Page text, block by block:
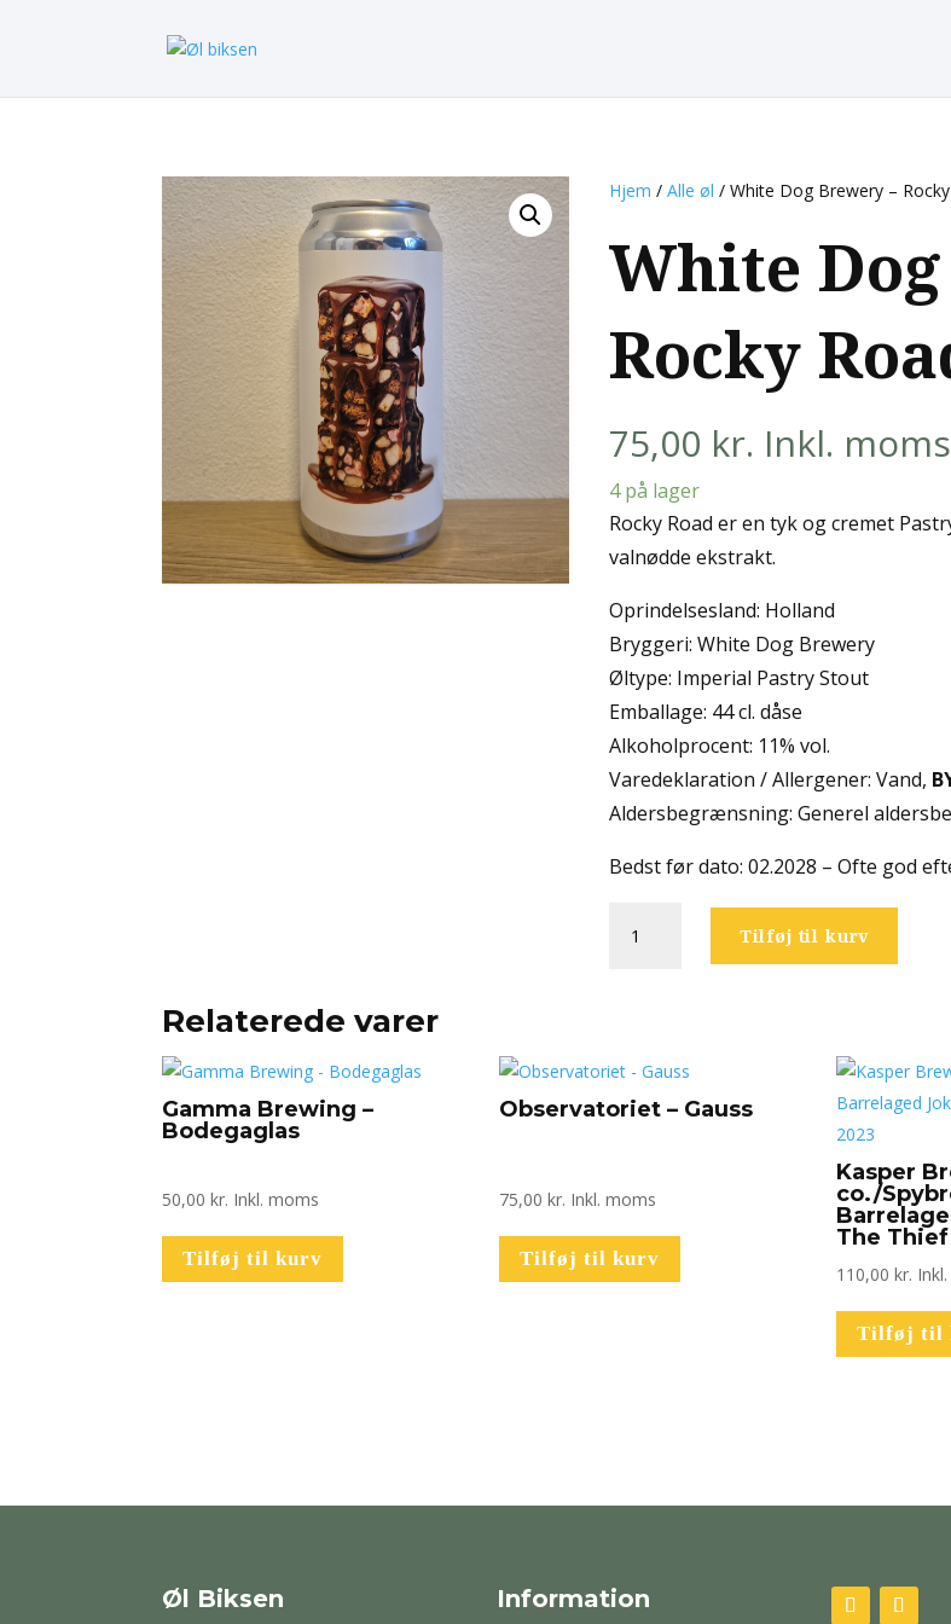
Hjem / Alle øl / White Dog Brewery –
White
Rocky
75,00 kr. Inkl. moms
4 på lager
Rocky Road er en tyk og cremet
valnødde ekstrakt.
Oprindelsesland: Holland
Bryggeri: White Dog Brewery
Øltype: Imperial Pastry Stout
Emballage: 44 cl. dåse
Alkoholprocent: 11% vol.
Varedeklaration / Allergener: Vand,
Aldersbegrænsning: Generel
Bedst før dato: 02.2028 – Ofte god
Dog
antal
Tilføj til kurv
Relaterede varer
Gamma Brewing –
Bodegaglas
50,00kr. Inkl. moms
Tilføj til kurv
Observatoriet – Gauss
75,00kr. Inkl. moms
Tilføj til kurv
Kasper
co./
The
110,00kr.
Tilføj til
Øl Biksen Information